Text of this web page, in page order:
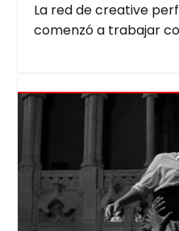
La red de crea­ti­ve
comen­zó a tra­ba­jar